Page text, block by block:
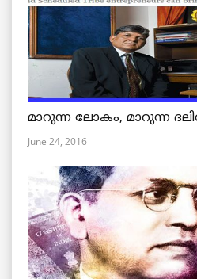
മാറുന്ന ലോകം, മാറുന്ന
June 24, 2016